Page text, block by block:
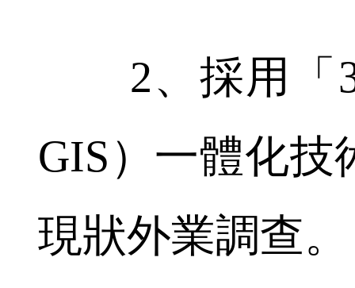
2、採用「
GIS）一體化技
現狀外業調查。